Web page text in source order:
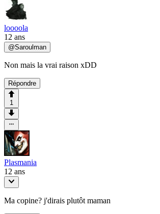
loooola
12 ans
@Saroulman
Non mais la vrai raison xDD
Répondre
1
Plasmania
12 ans
Ma copine? j'dirais plutôt maman